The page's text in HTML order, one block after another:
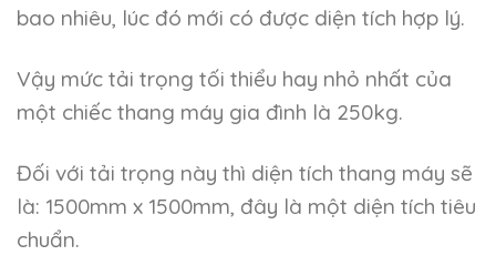
bao nhiêu, lúc đó mới có được diện tích hợp lý.
Vậy mức tải trọng tối thiểu hay nhỏ nhất của
một chiếc thang máy gia đình là 250kg.
Đối với tải trọng này thì diện tích thang máy sẽ
là: 1500mm x 1500mm, đây là một diện tích tiêu
chuẩn.